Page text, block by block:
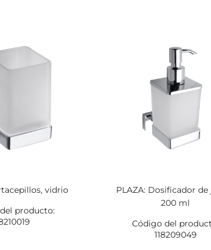
vidrio
producto:
PLAZA: Dosificador de
200 ml
Código del
118209049